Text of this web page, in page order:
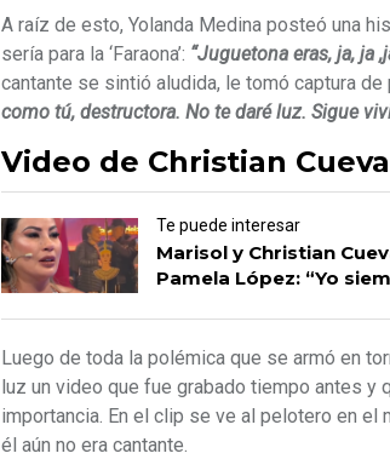
A raíz de esto, Yolanda Medina posteó una
sería para la ‘Faraona’: “Juguetona eras, ja, ja
cantante se sintió aludida, le tomó captura
como tú, destructora. No te daré luz. Sigue
Video de Christian
Te puede interesar
Marisol y Christian
Pamela López: “Yo
Luego de toda la polémica que se armó en
luz un video que fue grabado tiempo antes y
importancia. En el clip se ve al pelotero en el
él aún no era cantante.